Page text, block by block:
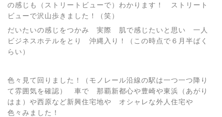
の感じも（ストリートビューで）わかります！ ストリート
ビューで沢山歩きました！（笑）
だいたいの感じをつかみ 実際 肌で感じたいと思い 一人
ビジネスホテルをとり 沖縄入り！（この時点で６月半ばく
らい）
色々見て回りました！（モノレール沿線の駅は一つ一つ降り
て雰囲気を確認） 車で 那覇新都心や豊崎や東浜（あがり
はま）や西原など新興住宅地や オシャレな外人住宅や
色々みました！